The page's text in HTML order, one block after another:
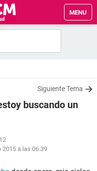
MENU
Siguiente Tema
buscando un
2015 a las 06:39